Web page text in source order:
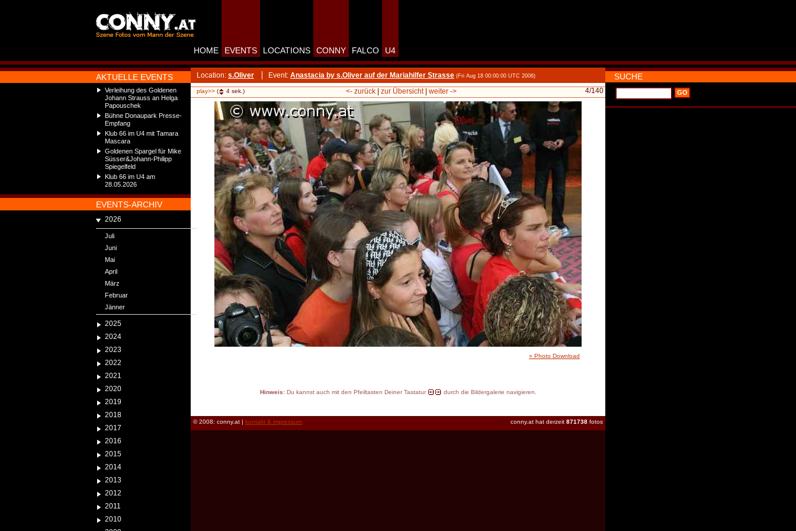
AKTUELLE EVENTS
Verleihung des Goldenen
Johann Strauss an Helga
Papouschek
Bühne Donaupark Presse-
Empfang
Klub 66 im U4 mit Tamara
Mascara
Goldenen Spargel für Mike
Süsser&Johann-Philipp
Spiegelfeld
Klub 66 im U4 am
28.05.2026
EVENTS-ARCHIV
2026
Juli
Juni
Mai
April
März
Februar
Jänner
2025
2024
2023
2022
2021
2020
2019
2018
2017
2016
2015
2014
2013
2012
2011
2010
HOME EVENTS LOCATIONS CONNY FALCO U4
Location: s.Oliver Event: Anastacia by s.Oliver auf der Mariahilfer Strasse (Fri Aug 18 00:00:00 UTC 2006)
play>> ( 4 sek.) 4/140
<- zurück| zur Übersicht| weiter ->
» Photo Download
Hinweis:Du kannst auch mit den Pfeiltasten Deiner Tastatur durch die Bildergalerie navigieren.
conny.at hat derzeit 871738 fotos
© 2008: conny.at | kontakt & impressum
SUCHE